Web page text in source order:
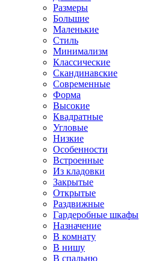
Размеры
Большие
Маленькие
Стиль
Минимализм
Классические
Скандинавские
Современные
Форма
Высокие
Квадратные
Угловые
Низкие
Особенности
Встроенные
Из кладовки
Закрытые
Открытые
Раздвижные
Гардеробные шкафы
Назначение
В комнату
В нишу
В спальню